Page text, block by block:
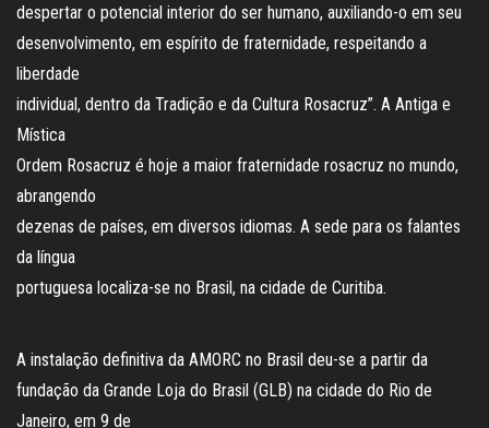
despertar o potencial interior do ser humano, auxiliando-o em seu
desenvolvimento, em espírito de fraternidade, respeitando a
liberdade
individual, dentro da Tradição e da Cultura Rosacruz”. A Antiga e
Mística
Ordem Rosacruz é hoje a maior fraternidade rosacruz no mundo,
abrangendo
dezenas de países, em diversos idiomas. A sede para os falantes
da língua
portuguesa localiza-se no Brasil, na cidade de Curitiba.
A instalação definitiva da AMORC no Brasil deu-se a partir da
fundação da Grande Loja do Brasil (GLB) na cidade do Rio de
Janeiro, em 9 de